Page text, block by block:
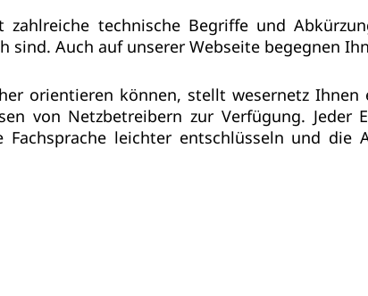
zahlreiche technische Begriffe und
sind. Auch auf unserer Webseite begegnen
orientieren können, stellt wesernetz Ihnen
von Netzbetreibern zur Verfügung.
leichter entschlüsseln und die